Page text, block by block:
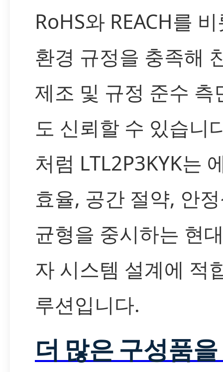
RoHS와 REACH를
환경 규정을 충족해
제조 및 규정 준수 측
도 신뢰할 수 있습니
처럼 LTL2P3KYK는
효율, 공간 절약, 안
균형을 중시하는 현
자 시스템 설계에 적
루션입니다.
더 많은 구성품